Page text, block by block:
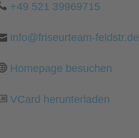
+49 521 39969715
info@friseurteam-feldstr.de
Homepage besuchen
VCard herunterladen